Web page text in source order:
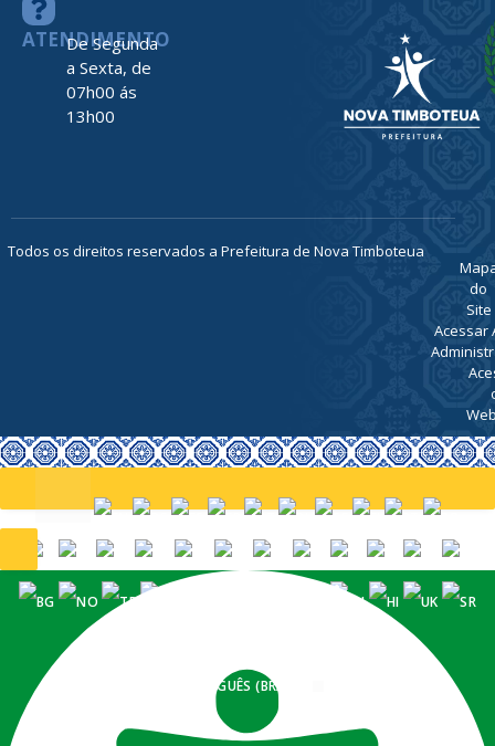
ATENDIMENTO
De Segunda
a Sexta, de
07h00 ás
13h00
Todos os direitos reservados a Prefeitura de Nova Timboteua
do
Site
Acessar
PORTUGUÊS (BRASIL)